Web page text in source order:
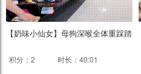
【奶味小仙女】母狗深喉全体重踩踏
积分：2 时长：40:01